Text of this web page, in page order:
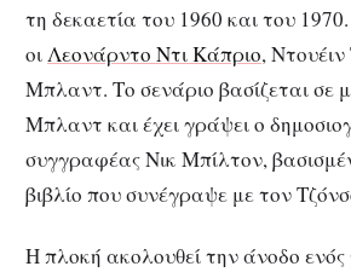
τη δεκαετία του 1960 και του
οιΛεονάρντο Ντι Κάπριο, Ντουέιν
Μπλαντ. Το σενάριο βασίζεται σε
Μπλαντ και έχει γράψει ο
συγγραφέας Νικ Μπίλτον,
βιβλίο που συνέγραψε με τον
Η πλοκή ακολουθεί την άνοδο